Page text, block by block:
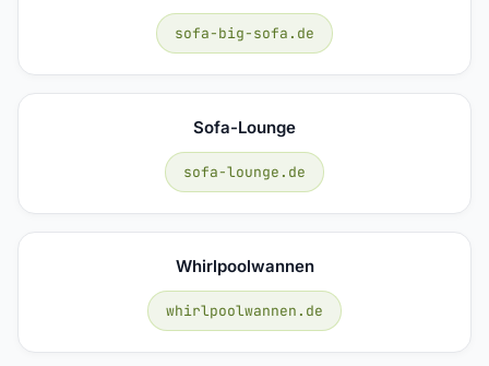
sofa-big-sofa.de
Sofa-Lounge
sofa-lounge.de
Whirlpoolwannen
whirlpoolwannen.de